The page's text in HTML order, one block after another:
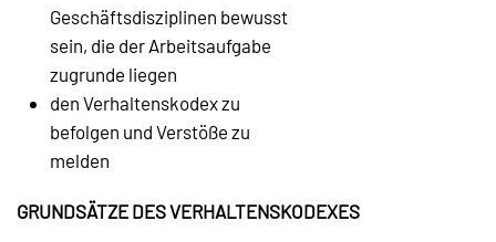
Geschäftsdisziplinen bewusst
sein, die der Arbeitsaufgabe
zugrunde liegen
den Verhaltenskodex zu
befolgen und Verstöße zu
melden
GRUNDSÄTZE DES VERHALTENSKODEXES